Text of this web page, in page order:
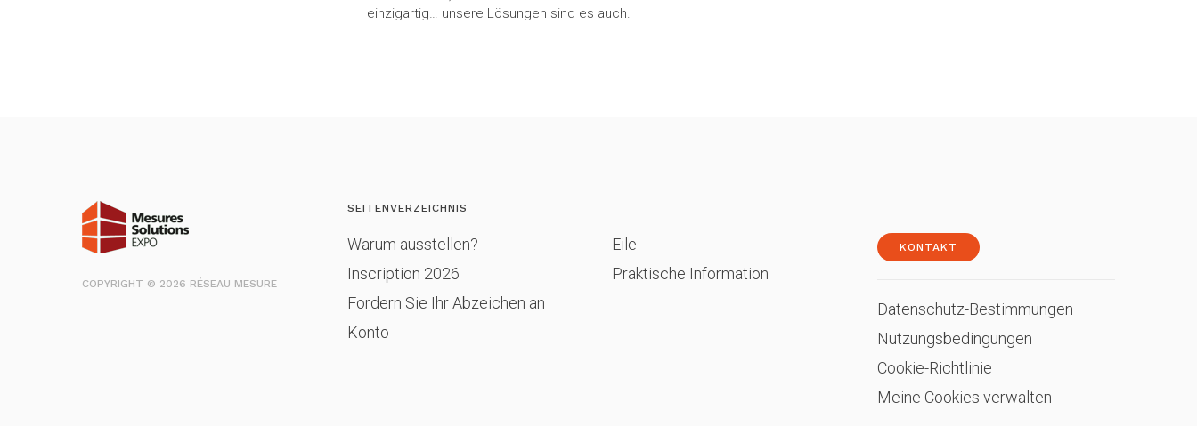
einzigartig… unsere Lösungen sind es auch.
COPYRIGHT © 2026 RÉSEAU MESURE
SEITENVERZEICHNIS
Warum ausstellen?
Inscription 2026
Fordern Sie Ihr Abzeichen an
Konto
Eile
Praktische Information
KONTAKT
Datenschutz-Bestimmungen
Nutzungsbedingungen
Cookie-Richtlinie
Meine Cookies verwalten